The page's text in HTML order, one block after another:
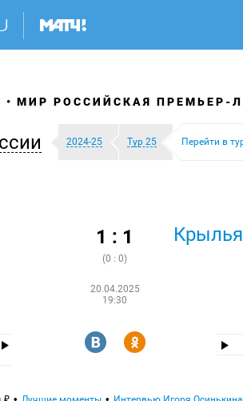
МИР РОССИЙСКАЯ ПРЕМЬЕР-
2024-25 Тур 25 Перейти в
1 : 1
(0 : 0)
20.04.2025
19:30
R Y